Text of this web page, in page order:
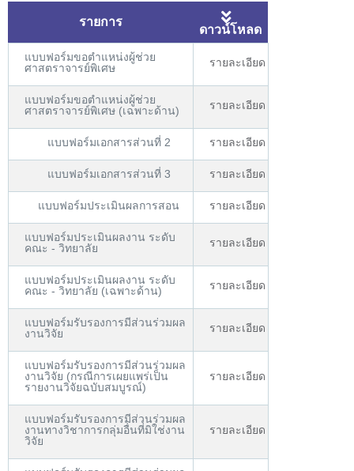
รายการ
ดาวน์โหลด
แบบฟอร์มขอตำแหน่งผู้ช่วย
ศาสตราจารย์พิเศษ
รายละเอียด
แบบฟอร์มขอตำแหน่งผู้ช่วย
ศาสตราจารย์พิเศษ (เฉพาะด้าน)
รายละเอียด
แบบฟอร์มเอกสารส่วนที่ 2 รายละเอียด
แบบฟอร์มเอกสารส่วนที่ 3 รายละเอียด
แบบฟอร์มประเมินผลการสอน รายละเอียด
แบบฟอร์มประเมินผลงาน ระดับ
คณะ - วิทยาลัย
รายละเอียด
แบบฟอร์มประเมินผลงาน ระดับ
คณะ - วิทยาลัย (เฉพาะด้าน)
รายละเอียด
แบบฟอร์มรับรองการมีส่วนร่วมผล
งานวิจัย
รายละเอียด
แบบฟอร์มรับรองการมีส่วนร่วมผล
งานวิจัย (กรณีการเผยแพร่เป็น
รายงานวิจัยฉบับสมบูรณ์)
รายละเอียด
แบบฟอร์มรับรองการมีส่วนร่วมผล
งานทางวิชาการกลุ่มอื่นที่มิใช่งาน
วิจัย
รายละเอียด